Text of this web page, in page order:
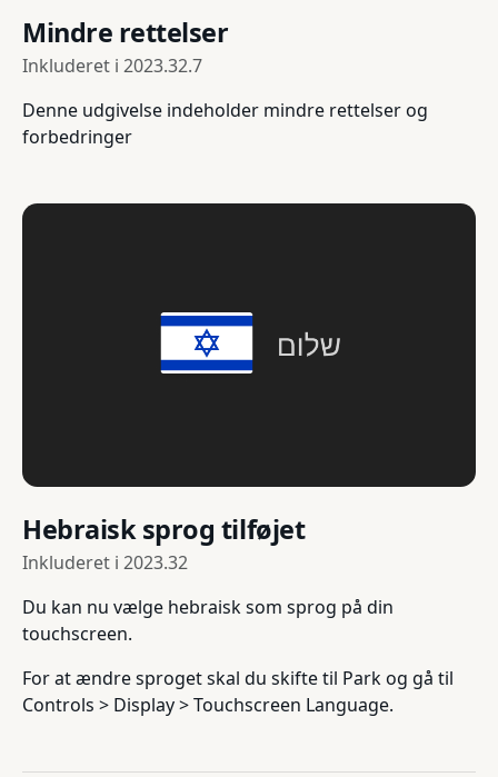
Mindre rettelser
Inkluderet i 2023.32.7
Denne udgivelse indeholder mindre rettelser og
forbedringer
Hebraisk sprog tilføjet
Inkluderet i 2023.32
Du kan nu vælge hebraisk som sprog på din
touchscreen.
For at ændre sproget skal du skifte til Park og gå til
Controls > Display > Touchscreen Language.